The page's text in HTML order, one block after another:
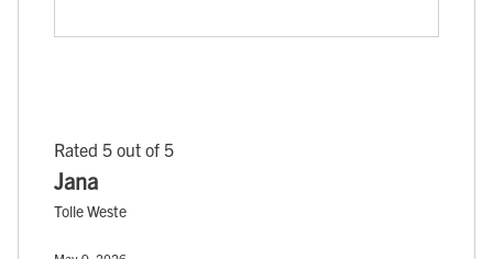
Rated 5 out of 5
Jana
Tolle Weste